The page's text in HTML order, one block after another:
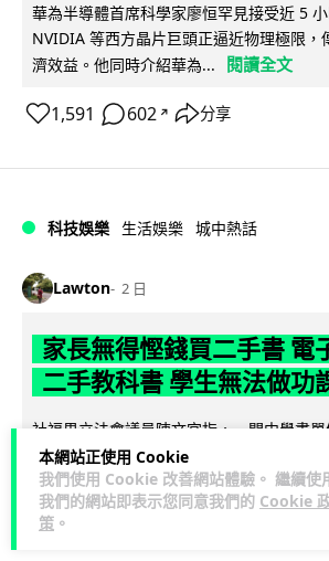
本網站正使用 Cookie
我們使用 Cookie 改善網站體驗。 繼續使
我們的網站即表示您同意我們的 Cookie
策 。
華為半導體首席科學家廖恒罕見接受近 5
NVIDIA 等西方晶片巨頭正逼近物理極限，
濟效益。他同時介紹華為...
閱讀全文
1,591 602 ↗ 分享
科技娛樂 生活娛樂 城中熱話
Lawton 2 日
家長無得慳錢買二手書 電
二手教科書 學生無法做功
社福界立法會議員陳文宜指，一間中學書
遠超通漲，令家長難以負擔。而且電子教材
令學生無法完成功課，二手... 閱讀全文
985